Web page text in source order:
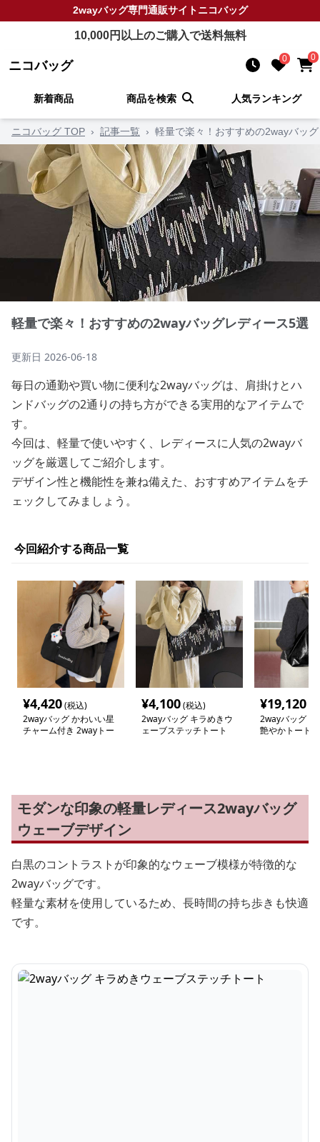
2wayバッグ専門通販サイトニコバッグ
10,000円以上のご購入で送料無料
ニコバッグ 0 0
新着商品 商品を検索 人気ランキング
ニコバッグ TOP › 記事一覧 › 軽量で楽々！おすすめの2wayバッ
軽量で楽々！おすすめの2wayバッグレディース5選
更新日 2026-06-18
毎日の通勤や買い物に便利な2wayバッグは、肩掛けとハ
ンドバッグの2通りの持ち方ができる実用的なアイテムで
す。
今回は、軽量で使いやすく、レディースに人気の2wayバ
ッグを厳選してご紹介します。
デザイン性と機能性を兼ね備えた、おすすめアイテムをチ
ェックしてみましょう。
今回紹介する商品一覧
¥4,420(税込)
2wayバッグ かわいい星
チャーム付き 2wayトー
¥4,100(税込)
2wayバッグ キラめきウ
ェーブステッチトート
¥19,120
2wayバッグ パ
艶やかトート
モダンな印象の軽量レディース2wayバッグ
ウェーブデザイン
白黒のコントラストが印象的なウェーブ模様が特徴的な
2wayバッグです。
軽量な素材を使用しているため、長時間の持ち歩きも快適
です。